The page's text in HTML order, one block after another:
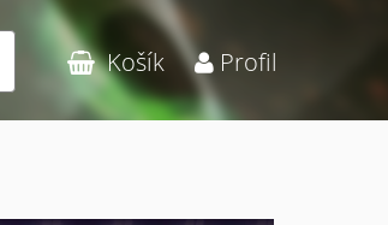
Košík Profil